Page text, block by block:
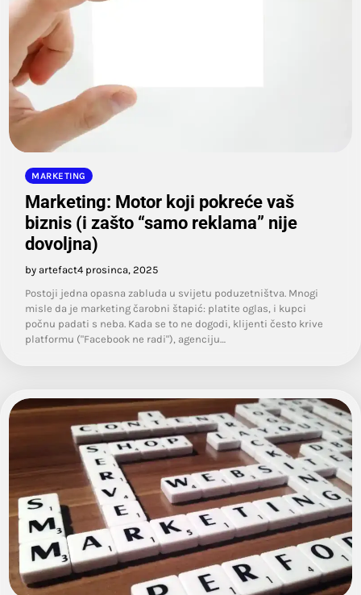
MARKETING
Marketing: Motor koji pokreće vaš
biznis (i zašto “samo reklama” nije
dovoljna)
by artefact4 prosinca, 2025
Postoji jedna opasna zabluda u svijetu poduzetništva. Mnogi
misle da je marketing čarobni štapić: platite oglas, i kupci
počnu padati s neba. Kada se to ne dogodi, klijenti često krive
platformu ("Facebook ne radi"), agenciju…